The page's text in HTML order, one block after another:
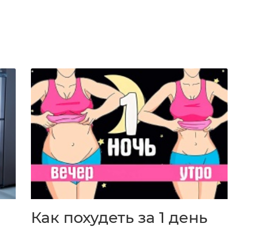
Как похудеть за 1 день